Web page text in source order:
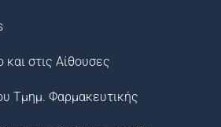
στις Αίθουσες
Τμημ. Φαρμακευτικής